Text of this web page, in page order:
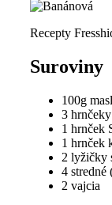
Recepty
Suroviny
100g
3
1 hrnček
1 hrnček
2 lyžičky
4 stredné
2 vajcia